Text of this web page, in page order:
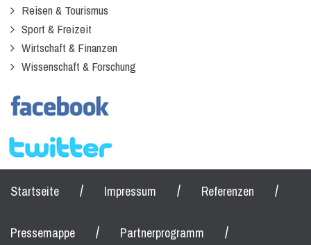
Reisen & Tourismus
Sport & Freizeit
Wirtschaft & Finanzen
Wissenschaft & Forschung
Startseite / Impressum / Referenzen /
Pressemappe / Partnerprogramm /